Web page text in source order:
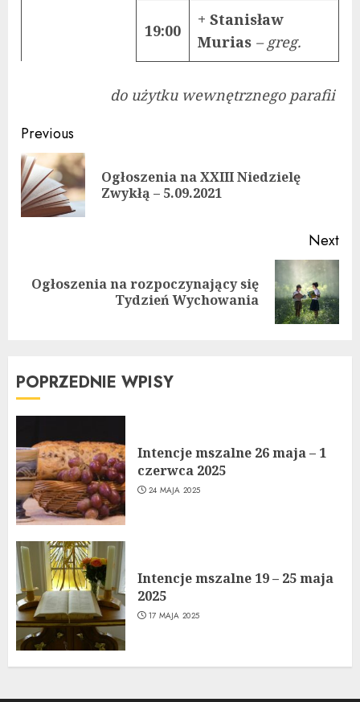
19:00
+ Stanisław
Murias – greg.
do użytku wewnętrznego parafii
Continue
Reading
Previous
Ogłoszenia na XXIII Niedzielę
Zwykłą – 5.09.2021
Next
Next
Ogłoszenia na rozpoczynający się
Tydzień Wychowania
POPRZEDNIE WPISY
Intencje mszalne 26 maja – 1
czerwca 2025
24 MAJA 2025
Intencje mszalne 19 – 25 maja
2025
17 MAJA 2025